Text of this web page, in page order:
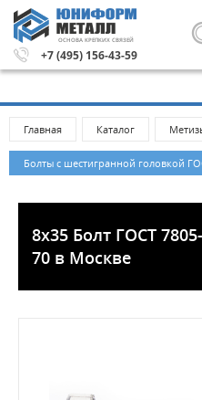
ОСНОВА КРЕПКИХ СВЯЗЕЙ
+7 (495) 156-43-59
Метизы и крепежные
Главная Каталог
Болты с шестигранной головкой
8х35 Болт ГОСТ
70 в Москве